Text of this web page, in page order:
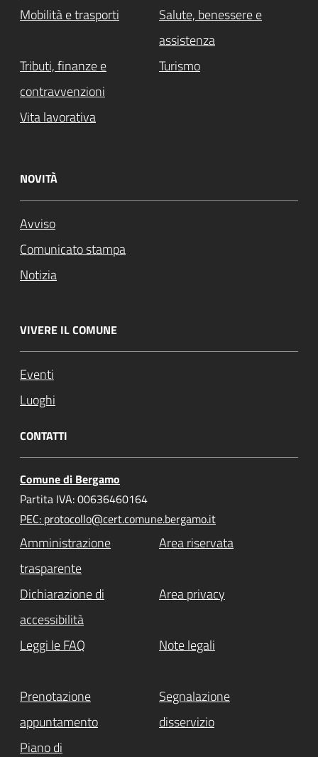
Mobilità e trasporti
Salute, benessere e
assistenza
Tributi, finanze e
contravvenzioni
Turismo
Vita lavorativa
NOVITÀ
Avviso
Comunicato stampa
Notizia
VIVERE IL COMUNE
Eventi
Luoghi
CONTATTI
Comune di Bergamo
Partita IVA: 00636460164
PEC: protocollo@cert.comune.bergamo.it
Amministrazione
trasparente
Area riservata
Dichiarazione di
accessibilità
Area privacy
Leggi le FAQ Note legali
Prenotazione
appuntamento
Segnalazione
disservizio
Piano di